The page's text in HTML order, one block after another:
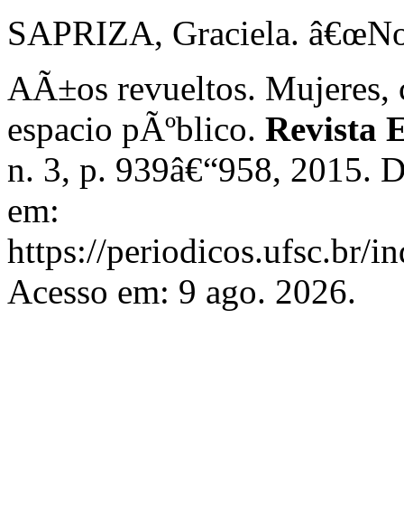
SAPRIZA, Graciela.
AÃ±os revueltos. Mujeres,
espacio pÃºblico. Revista
n. 3, p. 939â€“958, 2015.
em:
https://periodicos.ufsc.br/
Acesso em: 9 ago. 2026.